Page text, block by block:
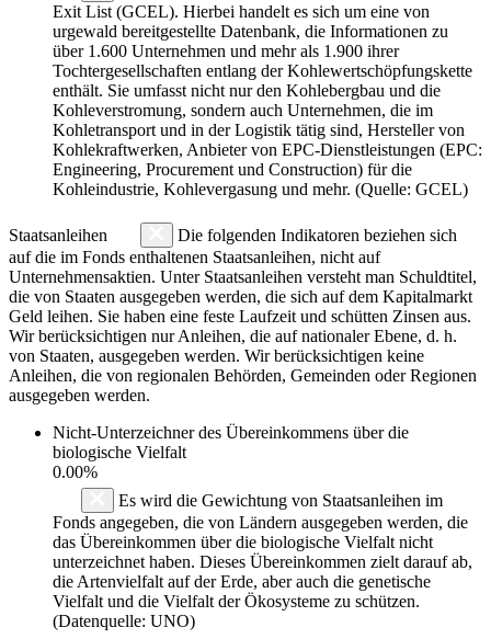
Exit List (GCEL). Hierbei handelt es sich um eine von
urgewald bereitgestellte Datenbank, die Informationen zu
über 1.600 Unternehmen und mehr als 1.900 ihrer
Tochtergesellschaften entlang der Kohlewertschöpfungskette
enthält. Sie umfasst nicht nur den Kohlebergbau und die
Kohleverstromung, sondern auch Unternehmen, die im
Kohletransport und in der Logistik tätig sind, Hersteller von
Kohlekraftwerken, Anbieter von EPC-Dienstleistungen (EPC:
Engineering, Procurement und Construction) für die
Kohleindustrie, Kohlevergasung und mehr. (Quelle: GCEL)
Staatsanleihen
Die folgenden Indikatoren beziehen sich
auf die im Fonds enthaltenen Staatsanleihen, nicht auf
Unternehmensaktien. Unter Staatsanleihen versteht man Schuldtitel,
die von Staaten ausgegeben werden, die sich auf dem Kapitalmarkt
Geld leihen. Sie haben eine feste Laufzeit und schütten Zinsen aus.
Wir berücksichtigen nur Anleihen, die auf nationaler Ebene, d. h.
von Staaten, ausgegeben werden. Wir berücksichtigen keine
Anleihen, die von regionalen Behörden, Gemeinden oder Regionen
ausgegeben werden.
Nicht-Unterzeichner des Übereinkommens über die
biologische Vielfalt
0.00%
Es wird die Gewichtung von Staatsanleihen im
Fonds angegeben, die von Ländern ausgegeben werden, die
das Übereinkommen über die biologische Vielfalt nicht
unterzeichnet haben. Dieses Übereinkommen zielt darauf ab,
die Artenvielfalt auf der Erde, aber auch die genetische
Vielfalt und die Vielfalt der Ökosysteme zu schützen.
(Datenquelle: UNO)